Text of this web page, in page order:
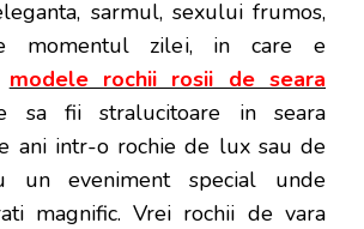
sarmul, sexului frumos,
momentul zilei, in care e
modele rochii rosii de seara
sa fii stralucitoare in seara
ani intr-o rochie de lux sau de
un eveniment special unde
magnific. Vrei rochii de vara